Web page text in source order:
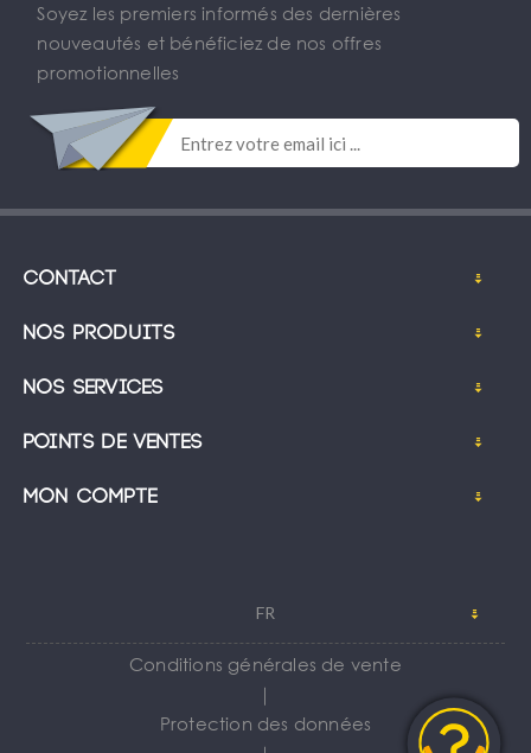
Soyez les premiers informés des dernières
nouveautés et bénéficiez de nos offres
promotionnelles
Contact
Nos produits
Nos services
Points de ventes
Mon compte
FR
Conditions générales de vente
｜
Protection des données